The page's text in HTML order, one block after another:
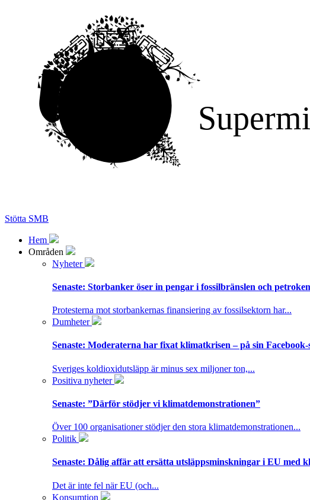
Stötta SMB
Hem
Områden
Nyheter
Senaste: Storbanker öser in pengar i fossilbränslen och
Protesterna mot storbankernas finansiering av fossilsektorn har...
Dumheter
Senaste: Moderaterna har fixat klimatkrisen – på sin Facebook-
Sveriges koldioxidutsläpp är minus sex miljoner ton,...
Positiva nyheter
Senaste: ”Därför stödjer vi klimatdemonstrationen”
Över 100 organisationer stödjer den stora klimatdemonstrationen...
Politik
Senaste: Dålig affär att ersätta utsläppsminskningar i EU med
Det är inte fel när EU (och...
Konsumtion